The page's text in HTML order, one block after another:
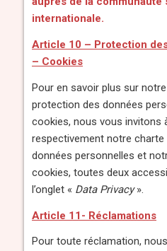
internationale.
Article 10 – Protection
– Cookies
Pour en savoir plus sur
protection des données
cookies, nous vous invitons
respectivement notre
données personnelles et
cookies, toutes deux
l’onglet « Data Privacy».
Article 11- Réclamations
Pour toute réclamation,